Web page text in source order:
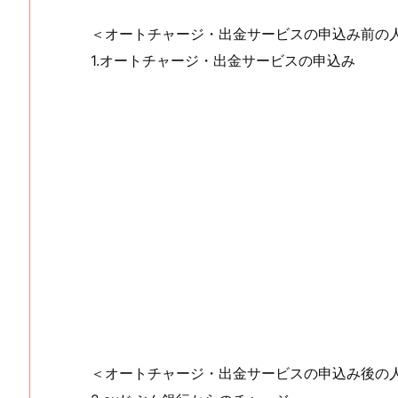
＜オートチャージ・出金サービスの申込み前の
1.オートチャージ・出金サービスの申込み
＜オートチャージ・出金サービスの申込み後の